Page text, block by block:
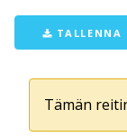
TALLENNA
Tämän